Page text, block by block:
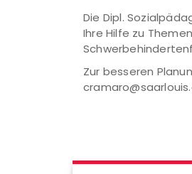
Die Dipl.
Ihre Hilfe zu
Zur besseren